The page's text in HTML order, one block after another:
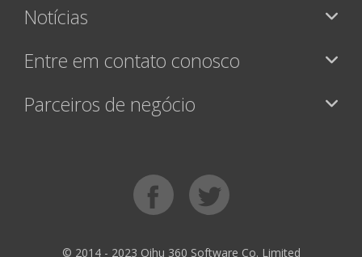
Notícias
Entre em contato conosco
Parceiros de negócio
© 2014 - 2023 Qihu 360 Software Co. Limited